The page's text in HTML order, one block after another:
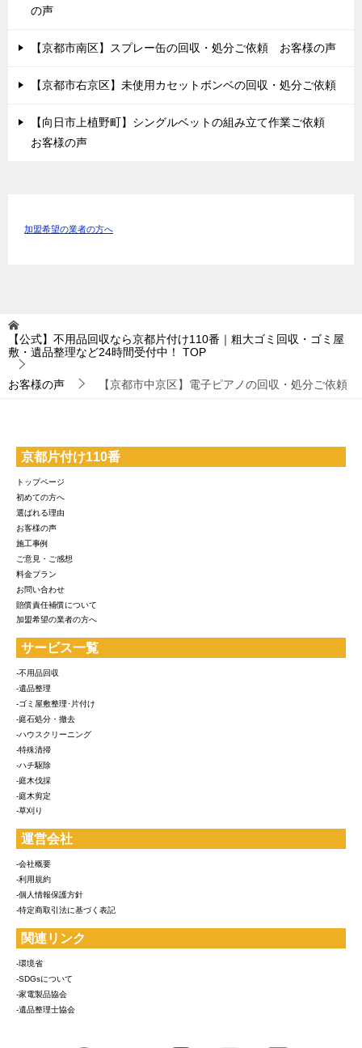
の声
【京都市南区】スプレー缶の回収・処分ご依頼 お客様の声
【京都市右京区】未使用カセットボンベの回収・処分ご依頼
【向日市上植野町】シングルベットの組み立て作業ご依頼
お客様の声
加盟希望の業者の方へ
【公式】不用品回収なら京都片付け110番｜粗大ゴミ回収・ゴミ屋
敷・遺品整理など24時間受付中！
TOP
お客様の声 【京都市中京区】電子ピアノの回収・処分ご依頼
京都片付け110番
トップページ
初めての方へ
選ばれる理由
お客様の声
施工事例
ご意見・ご感想
料金プラン
お問い合わせ
賠償責任補償について
加盟希望の業者の方へ
サービス一覧
-不用品回収
-遺品整理
-ゴミ屋敷整理･片付け
-庭石処分・撤去
-ハウスクリーニング
-特殊清掃
-ハチ駆除
-庭木伐採
-庭木剪定
-草刈り
運営会社
-会社概要
-利用規約
-個人情報保護方針
-特定商取引法に基づく表記
関連リンク
-環境省
-SDGsについて
-家電製品協会
-遺品整理士協会